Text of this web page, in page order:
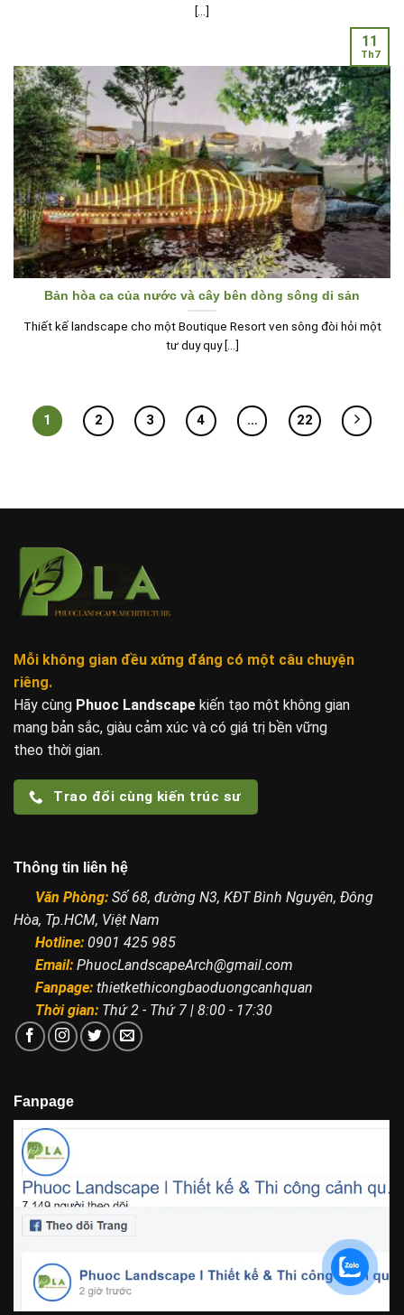
[...]
Bản hòa ca của nước và cây bên dòng sông di sản
Thiết kế landscape cho một Boutique Resort ven sông đòi hỏi một
tư duy quy [...]
11
Th7
1 2 3 4 … 22
Mỗi không gian đều xứng đáng có một câu chuyện
riêng.
Hãy cùng Phuoc Landscape kiến tạo một không gian
mang bản sắc, giàu cảm xúc và có giá trị bền vững
theo thời gian.
Trao đổi cùng kiến trúc sư
Thông tin liên hệ
Văn Phòng: Số 68, đường N3, KĐT Bình Nguyên, Đông
Hòa, Tp.HCM, Việt Nam
Hotline: 0901 425 985
Email: PhuocLandscapeArch@gmail.com
Fanpage: thietkethicongbaoduongcanhquan
Thời gian: Thứ 2 - Thứ 7 | 8:00 - 17:30
Fanpage